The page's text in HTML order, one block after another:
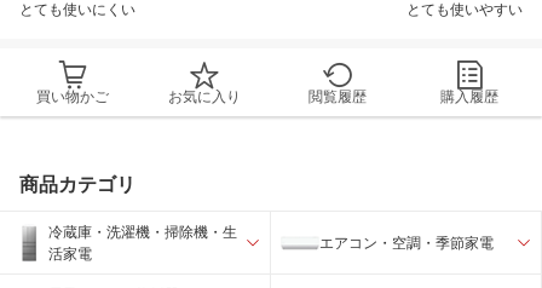
とても使いにくい とても使いやすい
買い物かご お気に入り 閲覧履歴 購入履歴
商品カテゴリ
冷蔵庫・洗濯機・掃除機・生
活家電
エアコン・空調・季節家電